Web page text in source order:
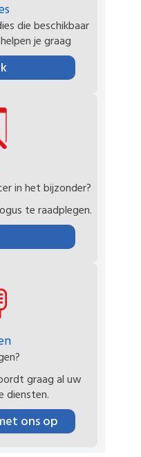
die beschikbaar
je graag
in het bijzonder?
te raadplegen.
graag al uw
diensten.
ons op